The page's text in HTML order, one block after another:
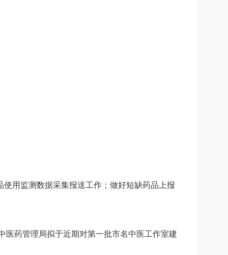
用监测数据采集报送工作；做好短缺药品上报
医药管理局拟于近期对第一批市名中医工作室建